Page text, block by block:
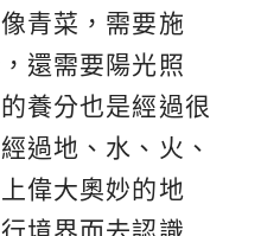
青菜，需要施
還需要陽光照
養分也是經過很
過地、水、火、
偉大奧妙的地